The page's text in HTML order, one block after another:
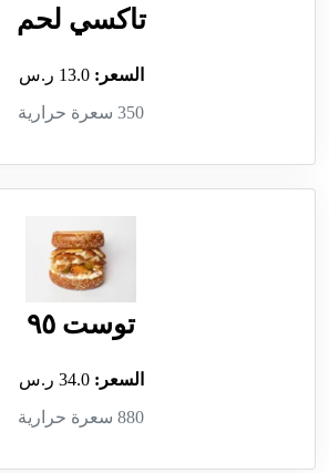
تاكسي لحم
السعر:13.0 ر.س
350 سعرة حرارية
توست ٩٥
السعر:34.0 ر.س
880 سعرة حرارية